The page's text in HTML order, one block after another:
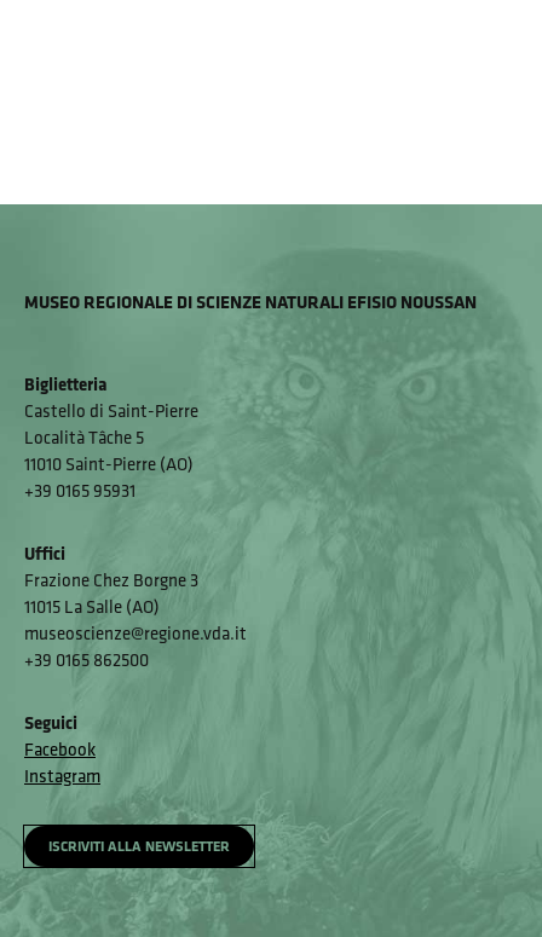
MUSEO REGIONALE DI SCIENZE NATURALI EFISIO NOUSSAN
Biglietteria
Castello di Saint-Pierre
Località Tâche 5
11010 Saint-Pierre (AO)
+39 0165 95931
Uffici
Frazione Chez Borgne 3
11015 La Salle (AO)
museoscienze@regione.vda.it
+39 0165 862500
Seguici
Facebook
Instagram
ISCRIVITI ALLA NEWSLETTER